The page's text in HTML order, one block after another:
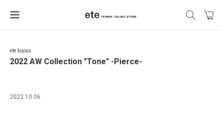
ete bijoux
2022 AW Collection "Tone" -Pierce-
2022.10.06